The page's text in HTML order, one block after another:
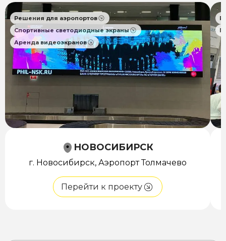
Решения для аэропортов
Спортивные светодиодные экраны
Аренда видеоэкранов
НОВОСИБИРСК
г. Новосибирск, Аэропорт Толмачево
Перейти к проекту